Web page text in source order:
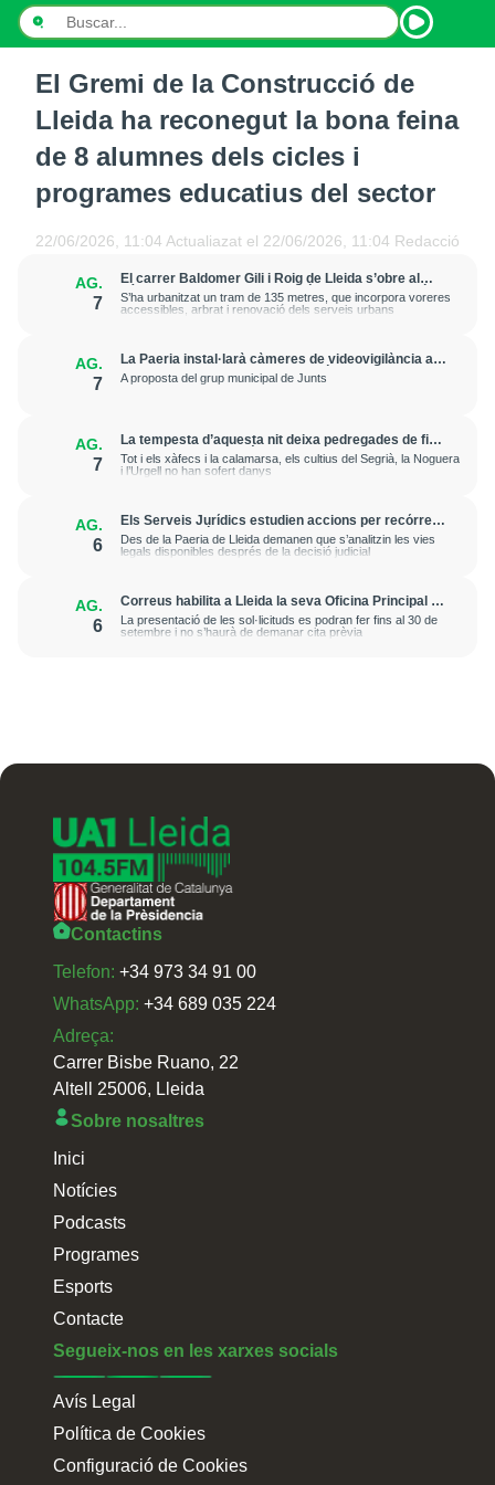
NOTÍCIES
PODCASTS
PROGRAMES
ESPORTS
El Gremi de la Construcció de
Lleida ha reconegut la bona feina
de 8 alumnes dels cicles i
programes educatius del sector
22/06/2026, 11:04 Actualiazat el 22/06/2026, 11:04 Redacció
AG.
7
El carrer Baldomer Gili i Roig de Lleida s’obre al
trànsit per millorar la connexió entre Ciutat Jardí i
l’entorn de Rovira Roure
S’ha urbanitzat un tram de 135 metres, que incorpora voreres
accessibles, arbrat i renovació dels serveis urbans
AG.
7
La Paeria instal·larà càmeres de videovigilància a
la plaça Edil Saturnino, a l'estació
A proposta del grup municipal de Junts
AG.
7
La tempesta d’aquesta nit deixa pedregades de fins
a 7 cm a Raimat, però la verema no pateix
afectacions significatives
Tot i els xàfecs i la calamarsa, els cultius del Segrià, la Noguera
i l’Urgell no han sofert danys
AG.
6
Els Serveis Jurídics estudien accions per recórrer
l’excarceració de l’investigat per l’onada de
robatoris i incendis a l’Horta
Des de la Paeria de Lleida demanen que s’analitzin les vies
legals disponibles després de la decisió judicial
AG.
6
Correus habilita a Lleida la seva Oficina Principal i
la sucursal de Lleida Ronda per a atendre les
esmenes de regularització de migrants
La presentació de les sol·licituds es podran fer fins al 30 de
setembre i no s’haurà de demanar cita prèvia
Contactins
Telefon: +34 973 34 91 00
WhatsApp: +34 689 035 224
Adreça:
Carrer Bisbe Ruano, 22
Altell 25006, Lleida
Sobre nosaltres
Inici
Notícies
Podcasts
Programes
Esports
Contacte
Segueix-nos en les xarxes socials
Avís Legal
Política de Cookies
Configuració de Cookies